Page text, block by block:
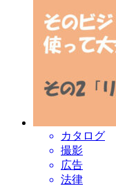
カタログ
撮影
広告
法律